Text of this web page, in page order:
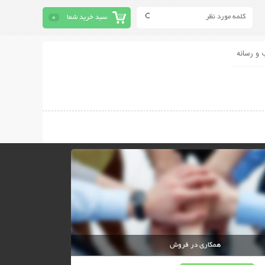
سبد خرید شما 0
و رسانه
همکاری در فروش